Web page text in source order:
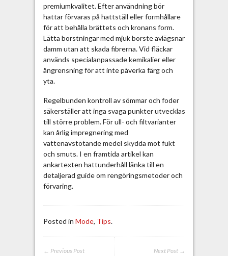
premiumkvalitet. Efter användning bör
hattar förvaras på hattställ eller formhållare
för att behålla brättets och kronans form.
Lätta borstningar med mjuk borste avlägsnar
damm utan att skada fibrerna. Vid fläckar
används specialanpassade kemikalier eller
ångrensning för att inte påverka färg och
yta.
Regelbunden kontroll av sömmar och foder
säkerställer att inga svaga punkter utvecklas
till större problem. För ull- och filtvarianter
kan årlig impregnering med
vattenavstötande medel skydda mot fukt
och smuts. I en framtida artikel kan
ankartexten hattunderhåll länka till en
detaljerad guide om rengöringsmetoder och
förvaring.
Posted in Mode, Tips.
Next Post →
← Previous Post